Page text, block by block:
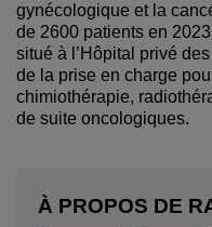
gynécologique et la
de 2600 patients en
situé à l’Hôpital privé
de la prise en charge
chimiothérapie,
de suite oncologiques.
À PROPOS DE